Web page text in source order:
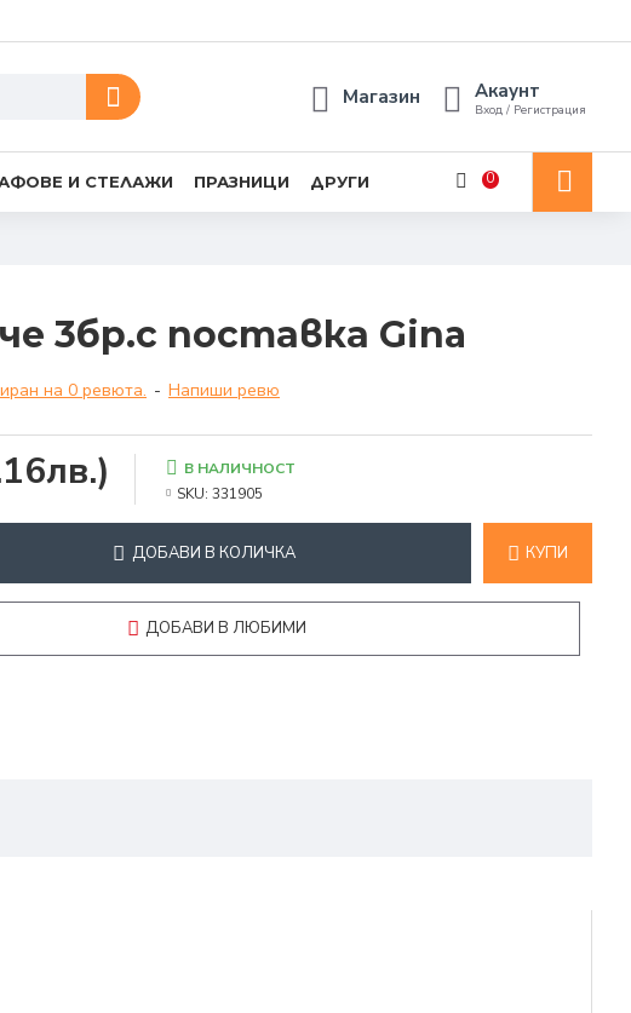
Магазин Акаунт
Вход / Регистрация
И СТЕЛАЖИ ПРАЗНИЦИ ДРУГИ 0
3бр.с поставка Gina
на 0 ревюта. - Напиши ревю
В НАЛИЧНОСТ
SKU: 331905
ДОБАВИ В КОЛИЧКА КУПИ
ДОБАВИ В ЛЮБИМИ